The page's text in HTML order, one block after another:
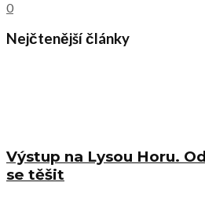
0
Nejčtenější články
Výstup na Lysou Horu.
se těšit